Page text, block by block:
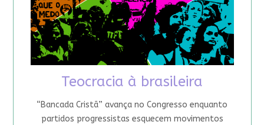
Teocracia à brasileira
“Bancada Cristã” avança no Congresso enquanto
partidos progressistas esquecem movimentos